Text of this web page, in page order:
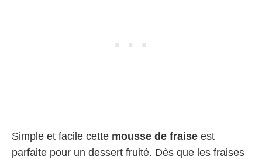
Simple et facile cette mousse de fraise est
parfaite pour un dessert fruité. Dès que les fraises